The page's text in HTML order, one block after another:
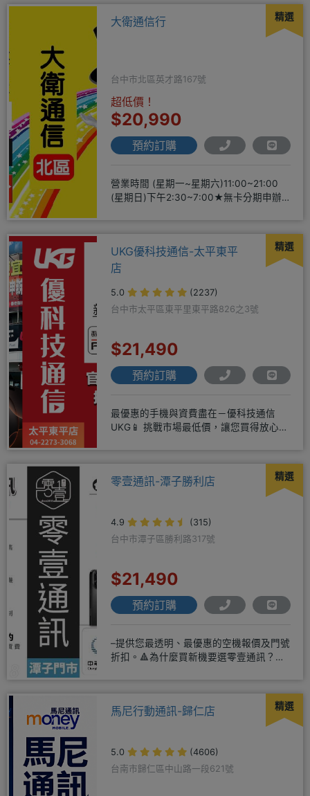
精選
大衛通信行
台中市北區英才路167號
超低價！
$20,990
預約訂購
營業時間 (星期一~星期六)11:00~21:00
(星期日)下午2:30~7:00★無卡分期申辦
精選
UKG優科技通信-太平東平
店
5.0
(2237)
台中市太平區東平里東平路826之3號
$21,490
預約訂購
最優惠的手機與資費盡在－優科技通信
UKG📱 挑戰市場最低價，讓您買得放心又
精選
零壹通訊-潭子勝利店
4.9
(315)
台中市潭子區勝利路317號
$21,490
預約訂購
–提供您最透明、最優惠的空機報價及門號
折扣。🔺為什麼買新機要選零壹通訊？
精選
馬尼行動通訊-歸仁店
5.0
(4606)
台南市歸仁區中山路一段621號